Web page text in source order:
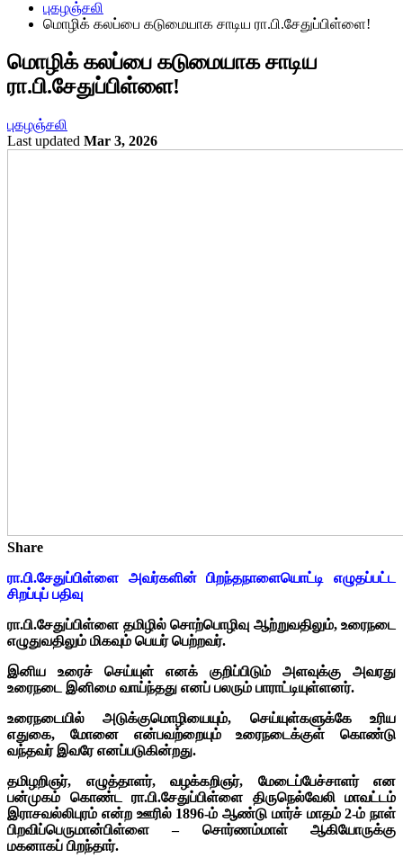
புகழஞ்சலி
மொழிக் கலப்பை கடுமையாக சாடிய ரா.பி.சேதுப்பிள்ளை!
மொழிக் கலப்பை கடுமையாக சாடிய
ரா.பி.சேதுப்பிள்ளை!
புகழஞ்சலி
Last updated Mar 3, 2026
Share
ரா.பி.சேதுப்பிள்ளை அவர்களின் பிறந்தநாளையொட்டி எழுதப்பட்ட
சிறப்புப் பதிவு
ரா.பி.சேதுப்பிள்ளை தமிழில் சொற்பொழிவு ஆற்றுவதிலும், உரைநடை
எழுதுவதிலும் மிகவும் பெயர் பெற்றவர்.
இனிய உரைச் செய்யுள் எனக் குறிப்பிடும் அளவுக்கு அவரது
உரைநடை இனிமை வாய்ந்தது எனப் பலரும் பாராட்டியுள்ளனர்.
உரைநடையில் அடுக்குமொழியையும், செய்யுள்களுக்கே உரிய
எதுகை, மோனை என்பவற்றையும் உரைநடைக்குள் கொண்டு
வந்தவர் இவரே எனப்படுகின்றது.
தமிழறிஞர், எழுத்தாளர், வழக்கறிஞர், மேடைப்பேச்சாளர் என
பன்முகம் கொண்ட ரா.பி.சேதுப்பிள்ளை திருநெல்வேலி மாவட்டம்
இராசவல்லிபுரம் என்ற ஊரில் 1896-ம் ஆண்டு மார்ச் மாதம் 2-ம் நாள்
பிறவிப்பெருமான்பிள்ளை – சொர்ணம்மாள் ஆகியோருக்கு
மகனாகப் பிறந்தார்.